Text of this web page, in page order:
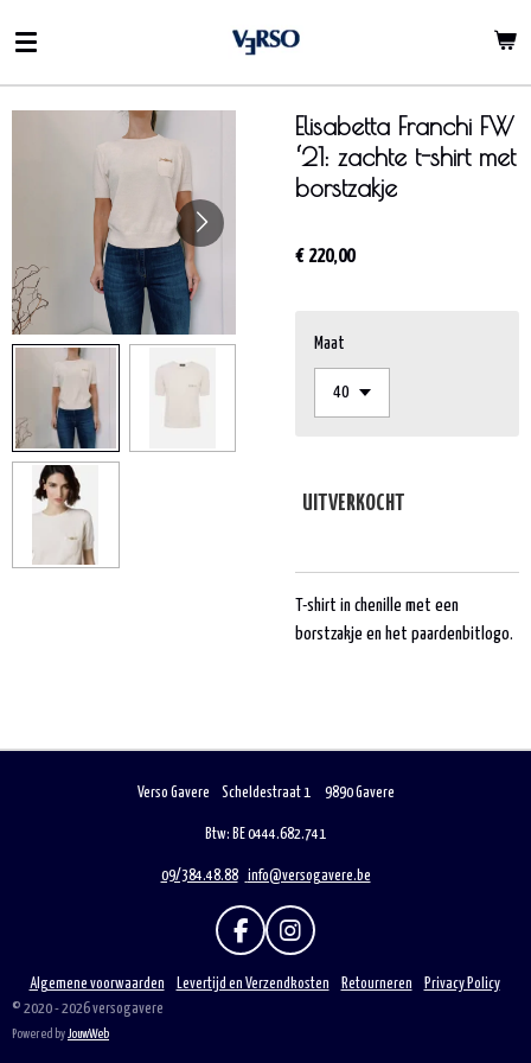
direct
naar
de
hoofdinhoud
Elisabetta Franchi FW
‘21: zachte t-shirt met
borstzakje
€ 220,00
Maat
UITVERKOCHT
T-shirt in chenille met een
borstzakje en het paardenbitlogo.
Verso Gavere Scheldestraat 1 9890 Gavere
Btw: BE 0444.682.741
09/384.48.88 info@versogavere.be
F
C
I
S
Algemene voorwaarden Levertijd en Verzendkosten Retourneren
Privacy Policy
© 2020 - 2026 versogavere
Powered by JouwWeb